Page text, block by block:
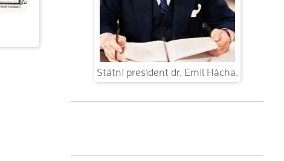
Státní president dr. Emil Hácha.